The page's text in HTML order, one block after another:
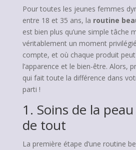
Pour toutes les jeunes femmes
entre 18 et 35 ans, la routine
est bien plus qu’une simple tâche
véritablement un moment
compte, et où chaque produit
l’apparence et le bien-être. Alors,
qui fait toute la différence dans
parti !
1. Soins de la
de tout
La première étape d’une routine